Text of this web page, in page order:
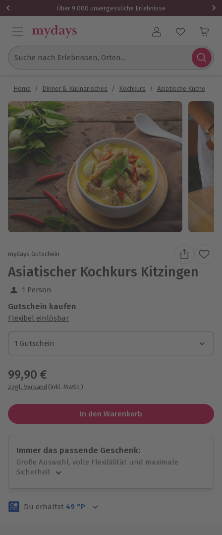
Über 9.000 unvergessliche Erlebnisse
Benutzerkonto
Suche nach Erlebnissen, Orten...
Home / Dinner & Kulinarisches / Kochkurs / Asiatische Küche
mydays Gutschein
Asiatischer Kochkurs Kitzingen
1 Person
Gutschein kaufen
Flexibel einlösbar
1 Gutschein
1 Gutschein
1 Gutschein
99,90 €
zzgl. Versand (inkl. MwSt.)
In den Warenkorb
Immer das passende Geschenk:
Große Auswahl, volle Flexibilität und maximale
Sicherheit
Volle Flexibilität
Du erhältst 49 °P